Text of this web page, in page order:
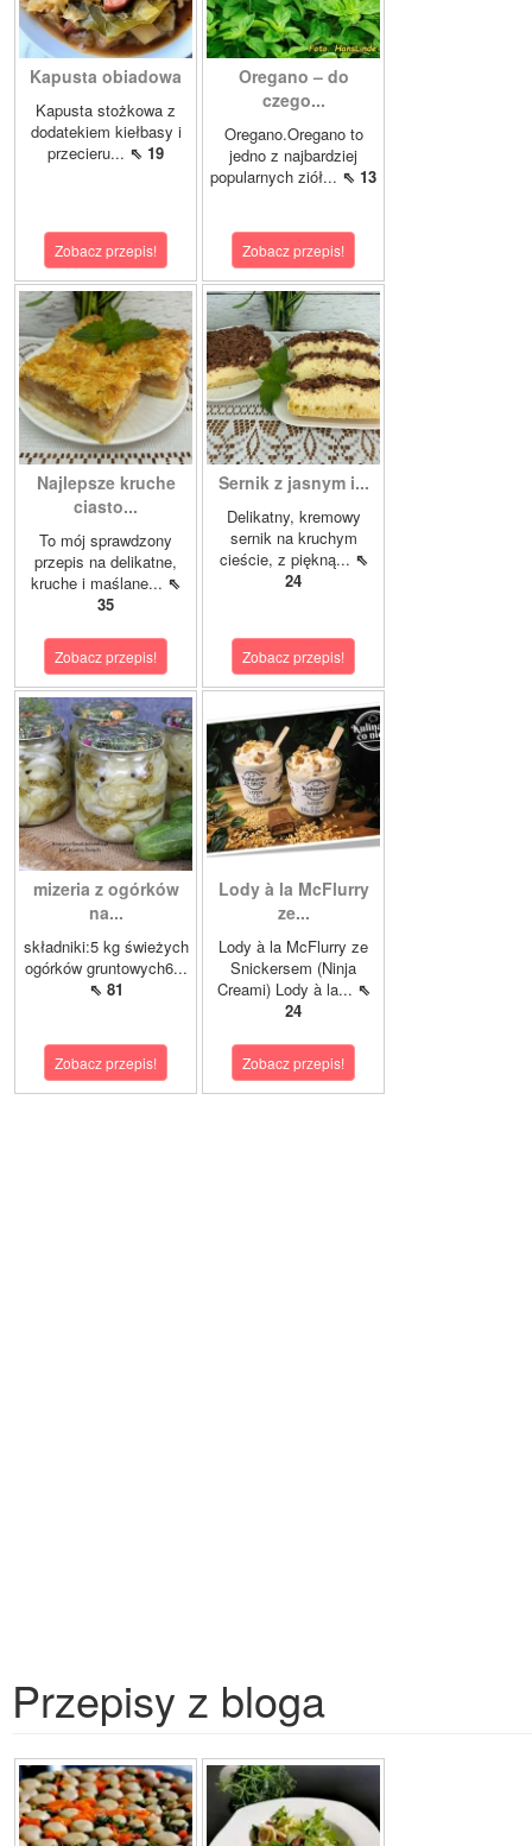
Kapusta obiadowa
Kapusta stożkowa z
dodatekiem kiełbasy i
przecieru... ⇖ 19
Zobacz przepis!
Oregano – do
czego...
Oregano.Oregano to
jedno z najbardziej
popularnych ziół... ⇖ 13
Zobacz przepis!
Najlepsze kruche
ciasto...
To mój sprawdzony
przepis na delikatne,
kruche i maślane... ⇖
35
Zobacz przepis!
Sernik z jasnym i...
Delikatny, kremowy
sernik na kruchym
cieście, z piękną... ⇖
24
Zobacz przepis!
mizeria z ogórków
na...
składniki:5 kg świeżych
ogórków gruntowych6...
⇖ 81
Zobacz przepis!
Lody à la McFlurry
ze...
Lody à la McFlurry ze
Snickersem (Ninja
Creami) Lody à la... ⇖
24
Zobacz przepis!
Przepisy z bloga